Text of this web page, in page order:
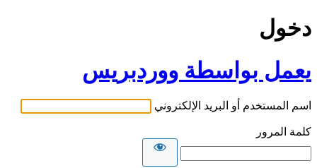
دخول
يعمل بواسطة ووردبريس
اسم المستخدم أو البريد الإلكتروني
كلمة المرور